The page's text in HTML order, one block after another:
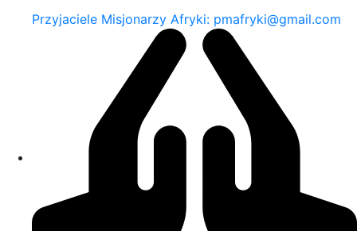
Przyjaciele Misjonarzy Afryki: pmafryki@gmail.com